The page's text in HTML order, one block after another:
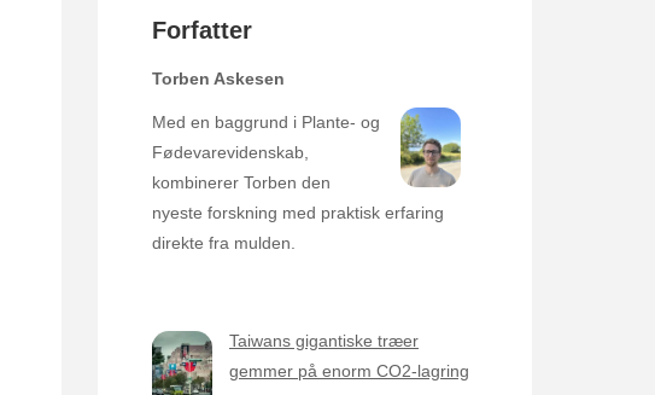
Forfatter
Torben Askesen
Med en baggrund i Plante- og
Fødevarevidenskab,
kombinerer Torben den
nyeste forskning med praktisk erfaring
direkte fra mulden.
Taiwans gigantiske træer
gemmer på enorm CO2-lagring